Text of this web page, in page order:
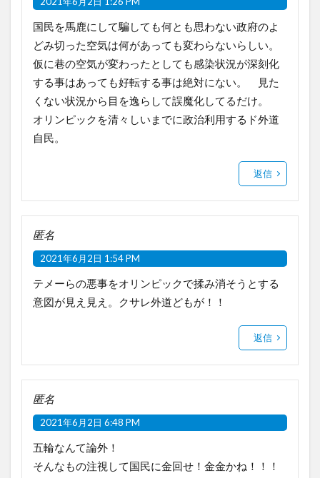
国民を馬鹿にして騙しても何とも思わない政府のよ
どみ切った空気は何があっても変わらないらしい。
仮に巷の空気が変わったとしても感染状況が深刻化
する事はあっても好転する事は絶対にない。 見た
くない状況から目を逸らして誤魔化してるだけ。
オリンピックを清々しいまでに政治利用するド外道
自民。
返信
匿名
2021年6月2日 1:54 PM
テメーらの悪事をオリンピックで揉み消そうとする
意図が見え見え。クサレ外道どもが！！
返信
匿名
2021年6月2日 6:48 PM
五輪なんて論外！
そんなもの注視して国民に金回せ！金金かね！！！